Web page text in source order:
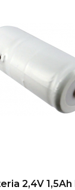
2,4V 1,5Ah